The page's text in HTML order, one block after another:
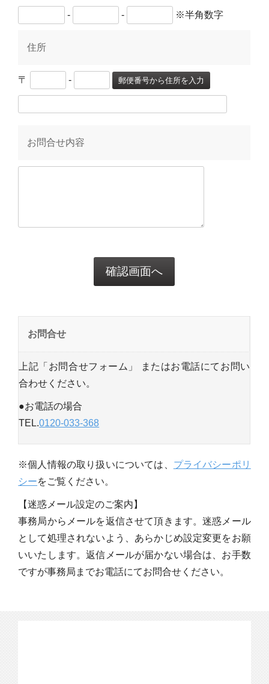
- - ※半角数字
住所
〒 - 郵便番号から住所を入力
お問合せ内容
お問合せ
上記「お問合せフォーム」 またはお電話にてお問い
合わせください。
●お電話の場合
TEL.0120-033-368
※個人情報の取り扱いについては、 プライバシーポリ
シーをご覧ください。
【迷惑メール設定のご案内】
事務局からメールを返信させて頂きます。迷惑メール
として処理されないよう、あらかじめ設定変更をお願
いいたします。返信メールが届かない場合は、お手数
ですが事務局までお電話にてお問合せください。